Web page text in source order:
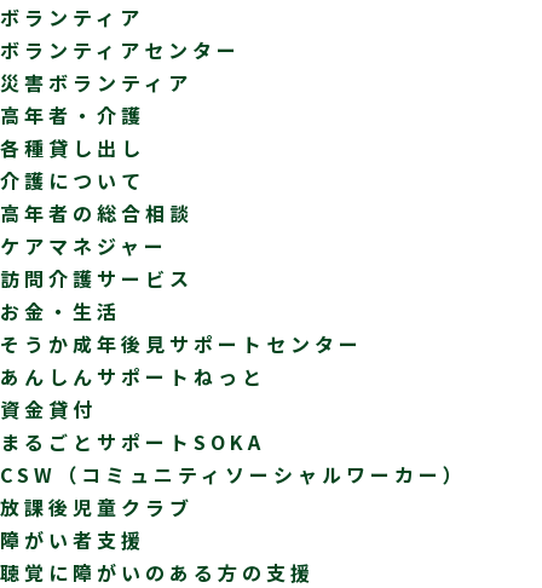
ボランティア
ボランティアセンター
災害ボランティア
高年者・介護
各種貸し出し
介護について
高年者の総合相談
ケアマネジャー
訪問介護サービス
お金・生活
そうか成年後見サポートセンター
あんしんサポートねっと
資金貸付
まるごとサポートSOKA
CSW（コミュニティソーシャルワーカー）
放課後児童クラブ
障がい者支援
聴覚に障がいのある方の支援